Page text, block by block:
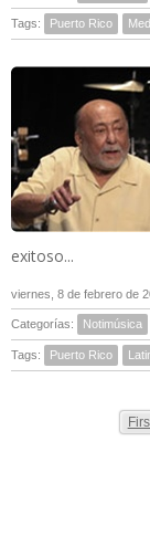
Tags: Puerto Rico
exitoso...
viernes, 8 de febrero de
Categorías: Notimúsica
Tags: Puerto Rico